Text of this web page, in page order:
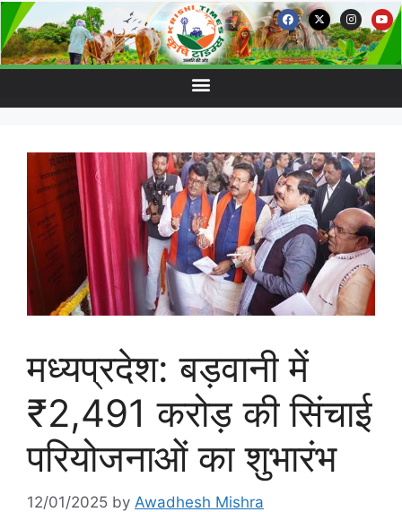
मध्यप्रदेश: बड़वानी में
₹2,491 करोड़ की सिंचाई
परियोजनाओं का शुभारंभ
12/01/2025 by Awadhesh Mishra